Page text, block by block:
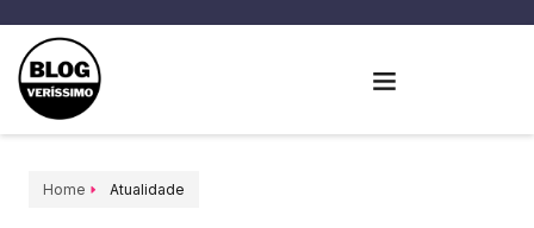
Home Atualidade